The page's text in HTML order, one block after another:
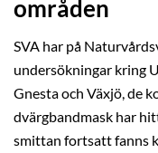
områden
SVA har på
undersökningar kring
Gnesta och Växjö, de
dvärgbandmask har
smittan fortsatt fanns